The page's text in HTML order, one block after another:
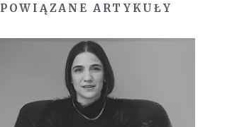
POWIĄZANE ARTYKUŁY